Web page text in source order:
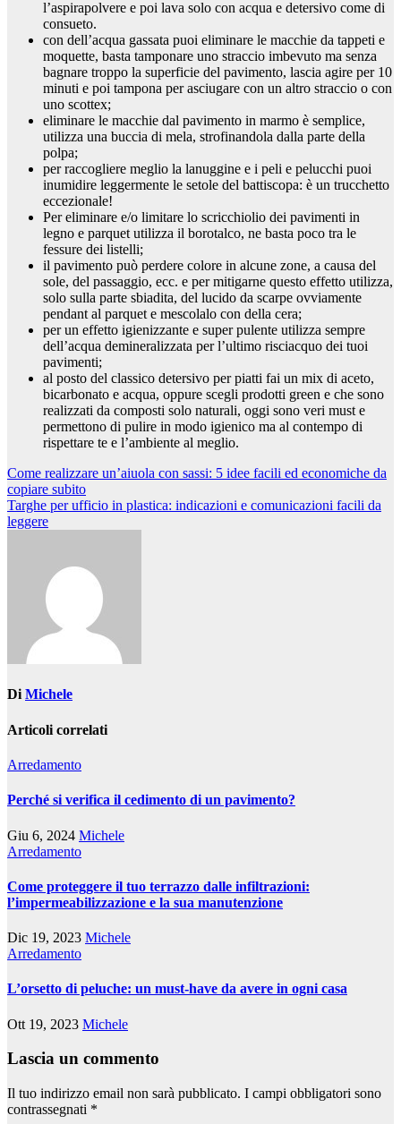
l’aspirapolvere e poi lava solo con acqua e detersivo come di
consueto.
con dell’acqua gassata puoi eliminare le macchie da tappeti e
moquette, basta tamponare uno straccio imbevuto ma senza
bagnare troppo la superficie del pavimento, lascia agire per 10
minuti e poi tampona per asciugare con un altro straccio o con
uno scottex;
eliminare le macchie dal pavimento in marmo è semplice,
utilizza una buccia di mela, strofinandola dalla parte della
polpa;
per raccogliere meglio la lanuggine e i peli e pelucchi puoi
inumidire leggermente le setole del battiscopa: è un trucchetto
eccezionale!
Per eliminare e/o limitare lo scricchiolio dei pavimenti in
legno e parquet utilizza il borotalco, ne basta poco tra le
fessure dei listelli;
il pavimento può perdere colore in alcune zone, a causa del
sole, del passaggio, ecc. e per mitigarne questo effetto utilizza,
solo sulla parte sbiadita, del lucido da scarpe ovviamente
pendant al parquet e mescolalo con della cera;
per un effetto igienizzante e super pulente utilizza sempre
dell’acqua demineralizzata per l’ultimo risciacquo dei tuoi
pavimenti;
al posto del classico detersivo per piatti fai un mix di aceto,
bicarbonato e acqua, oppure scegli prodotti green e che sono
realizzati da composti solo naturali, oggi sono veri must e
permettono di pulire in modo igienico ma al contempo di
rispettare te e l’ambiente al meglio.
Navigazione
articoli
Come realizzare un’aiuola con sassi: 5 idee facili ed economiche da
copiare subito
Targhe per ufficio in plastica: indicazioni e comunicazioni facili da
leggere
DiMichele
Articoli correlati
Arredamento
Perché si verifica il cedimento di un pavimento?
Giu 6, 2024 Michele
Arredamento
Come proteggere il tuo terrazzo dalle infiltrazioni:
l’impermeabilizzazione e la sua manutenzione
Dic 19, 2023 Michele
Arredamento
L’orsetto di peluche: un must-have da avere in ogni casa
Ott 19, 2023 Michele
Lascia un commento
Il tuo indirizzo email non sarà pubblicato. I campi obbligatori sono
contrassegnati *